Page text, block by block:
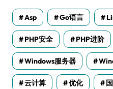
Asp Go语言
PHP安全 PHP进阶
Windows服务器
云计算 优化